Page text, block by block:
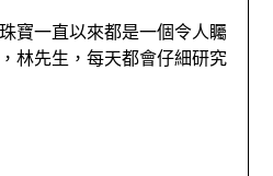
寶一直以來都是一個令人矚
林先生，每天都會仔細研究